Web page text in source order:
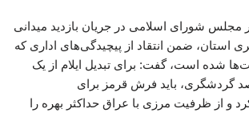
در مجلس شورای اسلامی در جریان بازدید میدانی
استان، ضمن انتقاد از پیچیدگی‌های اداری که
شده است، گفت: برای تبدیل ایلام از یک
گردشگری، باید فرش قرمز برای
و از ظرفیت مرزی با عراق حداکثر بهره را